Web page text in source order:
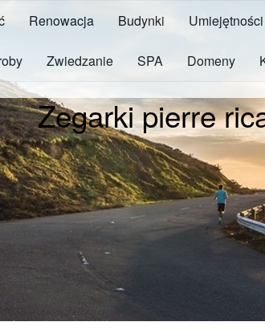
Renowacja Budynki Umiejętności
Zwiedzanie SPA Domeny
Zegarki pierre